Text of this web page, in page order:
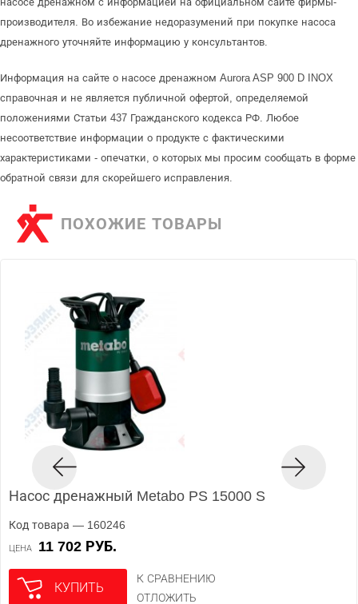
производителя. Во избежание недоразумений при покупке насоса
дренажного уточняйте информацию у консультантов.
Информация на сайте о насосе дренажном Aurora ASP 900 D INOX
справочная и не является публичной офертой, определяемой
положениями Статьи 437 Гражданского кодекса РФ. Любое
несоответствие информации о продукте с фактическими
характеристиками - опечатки, о которых мы просим сообщать в форме
обратной связи для скорейшего исправления.
ПОХОЖИЕ ТОВАРЫ
Насос дренажный Metabo PS 15000 S
Код товара — 160246
ЦЕНА 11 702 РУБ.
КУПИТЬ
К СРАВНЕНИЮ
ОТЛОЖИТЬ